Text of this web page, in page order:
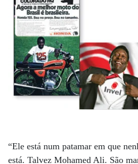
“Ele está num patamar em que
está. Talvez Mohamed Ali. São